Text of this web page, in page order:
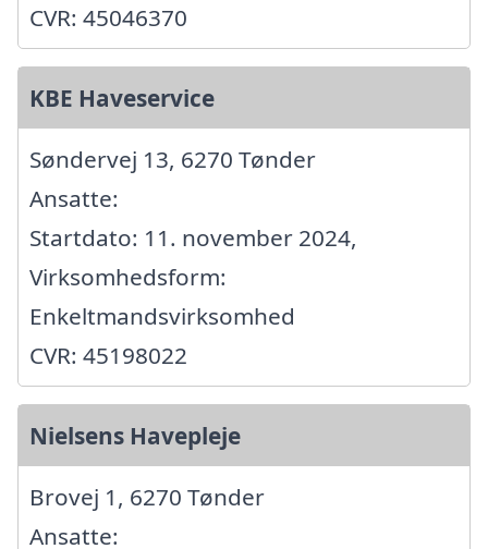
CVR: 45046370
KBE Haveservice
Søndervej 13, 6270 Tønder
Ansatte:
Startdato: 11. november 2024,
Virksomhedsform:
Enkeltmandsvirksomhed
CVR: 45198022
Nielsens Havepleje
Brovej 1, 6270 Tønder
Ansatte: